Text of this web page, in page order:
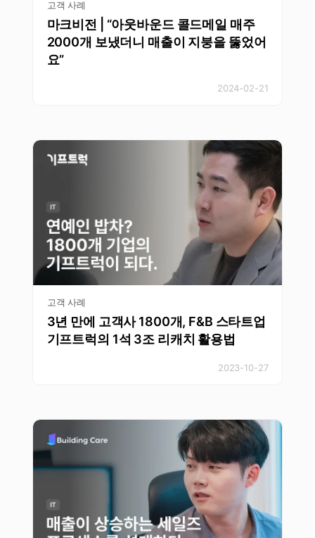
고객 사례
마크비전 | “아웃바운드 콜드메일 매주
2000개 보냈더니 매출이 지붕을 뚫었어
요”
2024-02-21
고객 사례
3년 만에 고객사 1800개, F&B 스타트업
기프트럭의 1석 3조 리캐치 활용법
2023-10-27